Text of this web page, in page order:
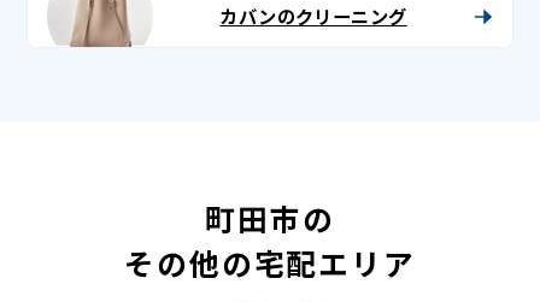
カバンのクリーニング
町田市の
その他の宅配エリア